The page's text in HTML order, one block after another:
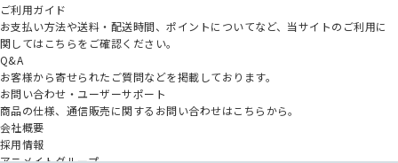
ご利用ガイド
お支払い方法や送料・配送時間、ポイントについてなど、当サイトのご利用に
関してはこちらをご確認ください。
Q&A
お客様から寄せられたご質問などを掲載しております。
お問い合わせ・ユーザーサポート
商品の仕様、通信販売に関するお問い合わせはこちらから。
会社概要
採用情報